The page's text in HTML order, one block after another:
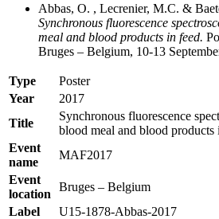
Abbas, O. , Lecrenier, M.C. &
Synchronous fluorescence
meal and blood products in feed.
Bruges – Belgium, 10-13
Type
Poster
Year
2017
Title
Synchronous fluorescence
blood meal and blood products
Event
name
MAF2017
Event
location
Bruges – Belgium
Label
U15-1878-Abbas-2017